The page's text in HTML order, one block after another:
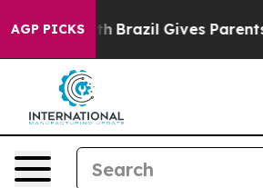
AGP PICKS
Youth Brazil Gives Parents